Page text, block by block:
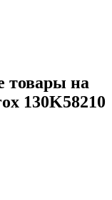
товары на
130K58210